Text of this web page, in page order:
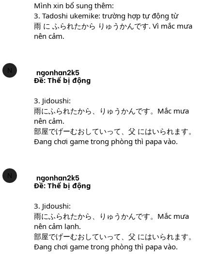
Mình xin bổ sung thêm:
3. Tadoshi ukemike: trường hợp tự động từ
雨 に ふられたから りゅうかんです. Vì mắc mưa
nên cảm.
N ngonhan2k5
Ðề: Thể bị động
3. Jidoushi:
雨にふられたから、りゅうかんです。Mắc mưa
nên cảm.
部屋でげーむおしていって、父 にはいられます。
Đang chơi game trong phòng thì papa vào.
N ngonhan2k5
Ðề: Thể bị động
3. Jidoushi:
雨にふられたから、りゅうかんです。Mắc mưa
nên cảm lạnh.
部屋でげーむおしていって、父 にはいられます。
Đang chơi game trong phòng thì papa vào.